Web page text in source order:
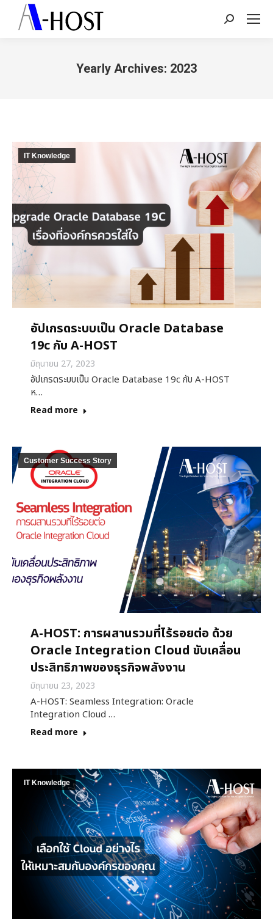
Search:
Yearly Archives: 2023
IT Knowledge
อัปเกรดระบบเป็น Oracle Database
19c กับ A-HOST
มิถุนายน 27, 2023
อัปเกรดระบบเป็น Oracle Database 19c กับ A-HOST
ห…
Read more
Customer Success Story
A-HOST: การผสานรวมที่ไร้รอยต่อ ด้วย
Oracle Integration Cloud ขับเคลื่อน
ประสิทธิภาพของธุรกิจพลังงาน
มิถุนายน 23, 2023
A-HOST: Seamless Integration: Oracle
Integration Cloud …
Read more
IT Knowledge